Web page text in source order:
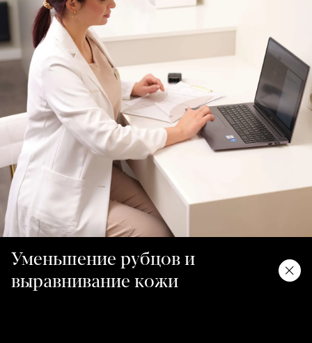
Уменьшение рубцов и
выравнивание кожи